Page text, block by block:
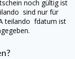
noch gültig ist
sind nur für
teilando fdatum ist